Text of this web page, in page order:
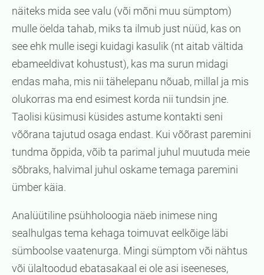
näiteks mida see valu (või mõni muu sümptom)
mulle öelda tahab, miks ta ilmub just nüüd, kas on
see ehk mulle isegi kuidagi kasulik (nt aitab vältida
ebameeldivat kohustust), kas ma surun midagi
endas maha, mis nii tähelepanu nõuab, millal ja mis
olukorras ma end esimest korda nii tundsin jne.
Taolisi küsimusi küsides astume kontakti seni
võõrana tajutud osaga endast. Kui võõrast paremini
tundma õppida, võib ta parimal juhul muutuda meie
sõbraks, halvimal juhul oskame temaga paremini
ümber käia.
Analüütiline psühholoogia näeb inimese ning
sealhulgas tema kehaga toimuvat eelkõige läbi
sümboolse vaatenurga. Mingi sümptom või nähtus
või ülaltoodud ebatasakaal ei ole asi iseeneses,